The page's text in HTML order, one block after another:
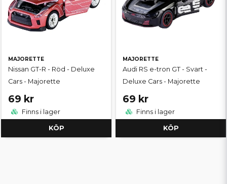
MAJORETTE
Nissan GT-R - Röd - Deluxe
Cars - Majorette
69 kr
Finns i lager
KÖP
MAJORETTE
Audi RS e-tron GT - Svart -
Deluxe Cars - Majorette
69 kr
Finns i lager
KÖP